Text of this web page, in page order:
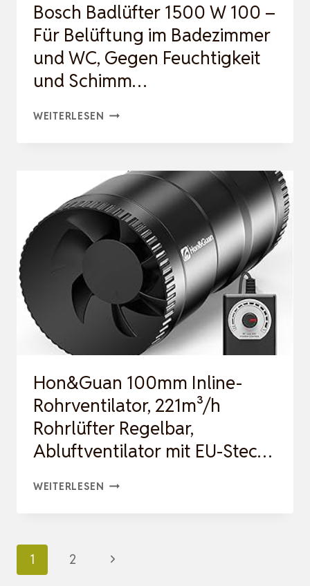
Bosch Badlüfter 1500 W 100 –
Für Belüftung im Badezimmer
und WC, Gegen Feuchtigkeit
und Schimm…
WEITERLESEN BOSCH
W
100
–
FÜR
BELÜFTUNG
BADEZIMMER
UND
FEUCHTIGKEIT
UND
SCHIMM…
Hon&Guan 100mm Inline-
Rohrventilator, 221m³/h
Rohrlüfter Regelbar,
Abluftventilator mit EU-Stec…
WEITERLESEN HON&GUAN
221M³/H
Seitennavigation
1 2
Nächste